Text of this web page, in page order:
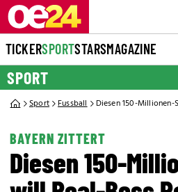
TICKERSPORTSTARSMAGAZINE
SPORT
Sport Fussball Diesen 150-
BAYERN ZITTERT
Diesen 150-